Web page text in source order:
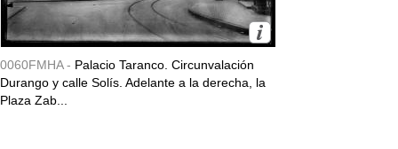
0060FMHA - Palacio Taranco. Circunvalación
Durango y calle Solís. Adelante a la derecha, la
Plaza Zab...